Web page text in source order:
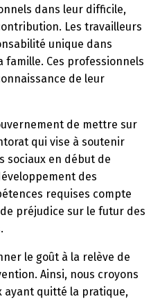
dans leur difficile,
Les travailleurs
unique dans
famille. Ces professionnels
de leur
de mettre sur
qui vise à soutenir
sociaux en début de
des
requises compte
préjudice sur le futur des
le goût à la relève de
Ainsi, nous croyons
ayant quitté la pratique,